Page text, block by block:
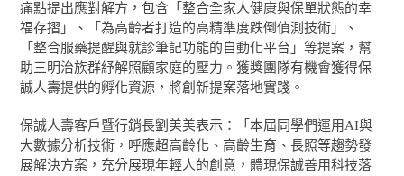
痛點提出應對解方，包含「整合全家人健康與保單狀態的幸
福存摺」、「為高齡者打造的高精準度跌倒偵測技術」、
「整合服藥提醒與就診筆記功能的自動化平台」等提案，幫
助三明治族群紓解照顧家庭的壓力。獲獎團隊有機會獲得保
誠人壽提供的孵化資源，將創新提案落地實踐。
保誠人壽客戶暨行銷長劉美美表示：「本屆同學們運用AI與
大數據分析技術，呼應超高齡化、高齡生育、長照等趨勢發
展解決方案，充分展現年輕人的創意，體現保誠善用科技落